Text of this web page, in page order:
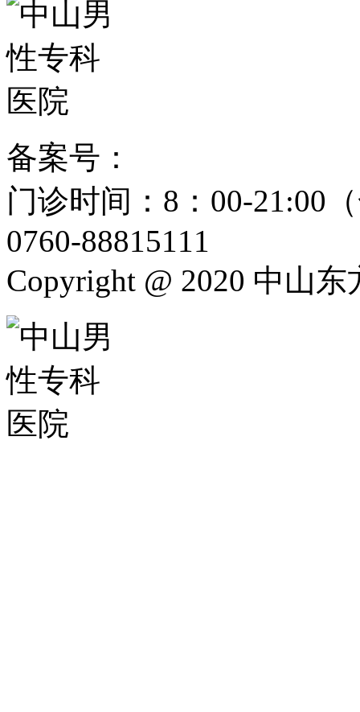
备案号：
门诊时间：8：00-21:00
0760-88815111
Copyright @ 2020 中山